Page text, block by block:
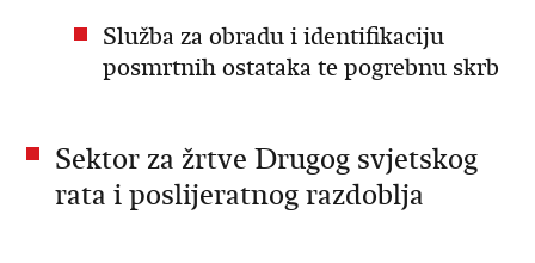
Služba za obradu i identifikaciju
posmrtnih ostataka te pogrebnu skrb
Sektor za žrtve Drugog svjetskog
rata i poslijeratnog razdoblja